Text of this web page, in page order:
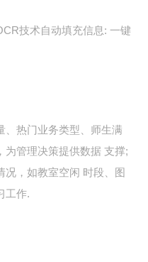
技术自动填充信息: 一键
、热门业务类型、师生满
为管理决策提供数据 支撑;
况，如教室空闲 时段、图
工作.